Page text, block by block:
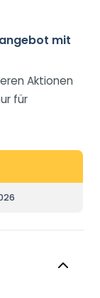
mit
Aktionen
für